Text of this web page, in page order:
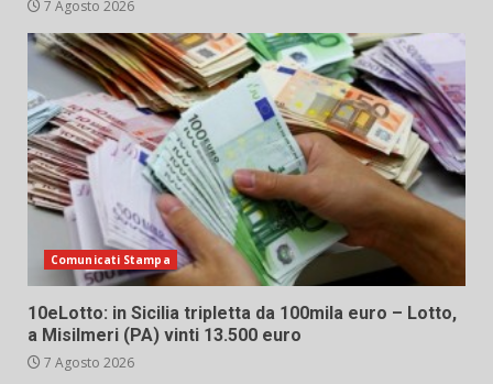
7 Agosto 2026
Comunicati Stampa
10eLotto: in Sicilia tripletta da 100mila euro – Lotto,
a Misilmeri (PA) vinti 13.500 euro
7 Agosto 2026